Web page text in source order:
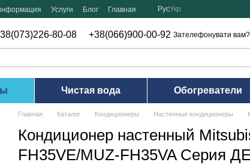
Услуги Блог Главная РусУкр
80-08 +38(066)900-00-92 Зателефонувати вам?
Чистая вода Обогреватели
Главная Каталог Кондиционеры Настенные кондиционеры
Кондиционер настенный
FH35VE/MUZ-FH35VA Серия